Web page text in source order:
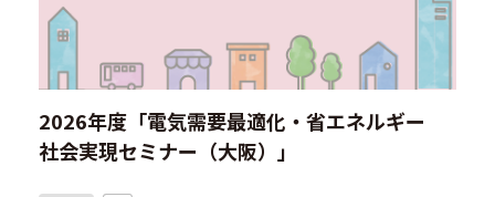
2026年度「電気需要最適化・省エネルギー
社会実現セミナー（大阪）」